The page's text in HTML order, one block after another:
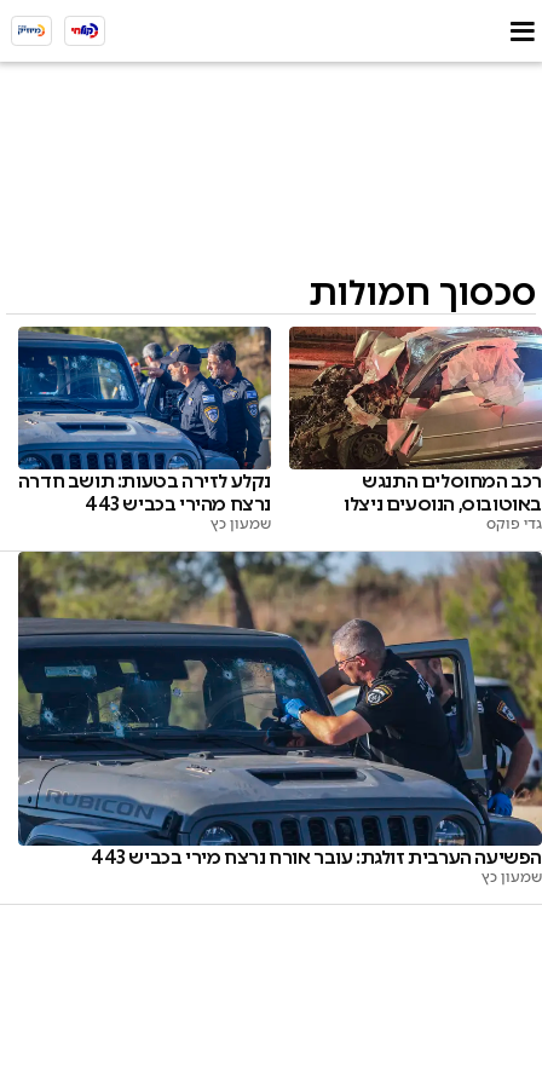
סכסוך חמולות
רכב המחוסלים התנגש
באוטובוס, הנוסעים ניצלו
גדי פוקס
נקלע לזירה בטעות: תושב חדרה
נרצח מהירי בכביש 443
שמעון כץ
הפשיעה הערבית זולגת: עובר אורח נרצח מירי בכביש 443
שמעון כץ